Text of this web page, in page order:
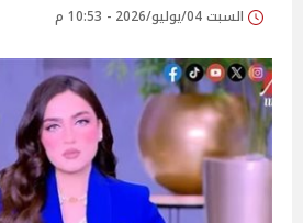
السبت 04/يوليو/2026 - 10:53 م